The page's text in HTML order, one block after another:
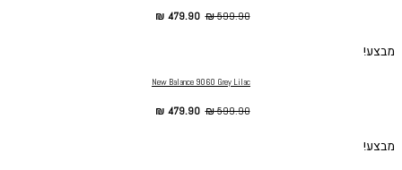
₪599.90
₪ 479.90
מבצע!
New Balance 9060 Grey Lilac
₪599.90
₪ 479.90
מבצע!